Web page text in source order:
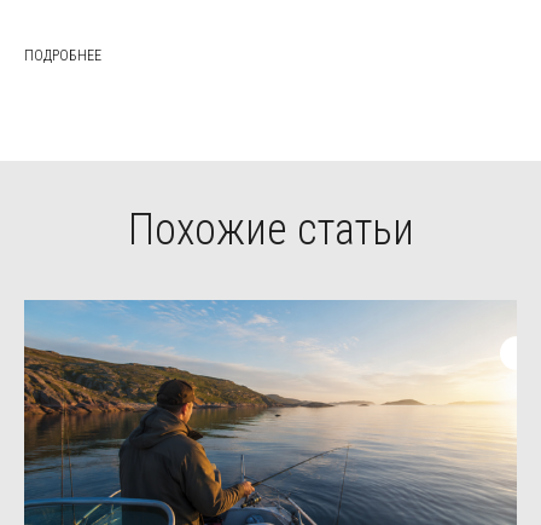
ПОДРОБНЕЕ
Похожие статьи